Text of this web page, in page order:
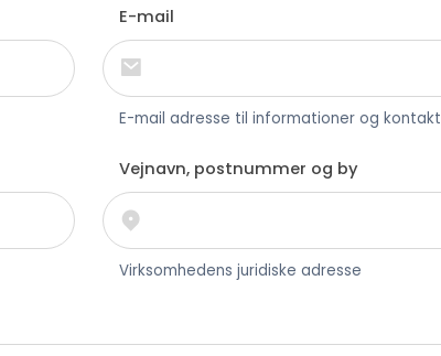
E-mail
E-mail adresse til informationer og kontakt
Vejnavn, postnummer og by
Virksomhedens juridiske adresse